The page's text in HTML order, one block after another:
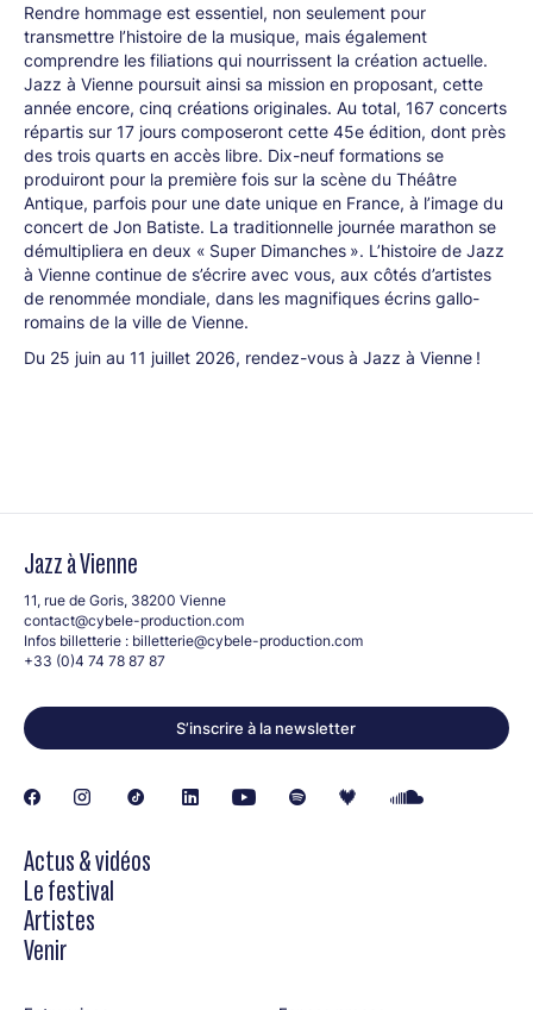
Rendre hommage est essentiel, non seulement pour
transmettre l’histoire de la musique, mais également
comprendre les filiations qui nourrissent la création actuelle.
Jazz à Vienne poursuit ainsi sa mission en proposant, cette
année encore, cinq créations originales. Au total, 167 concerts
répartis sur 17 jours composeront cette 45e édition, dont près
des trois quarts en accès libre. Dix-neuf formations se
produiront pour la première fois sur la scène du Théâtre
Antique, parfois pour une date unique en France, à l’image du
concert de Jon Batiste. La traditionnelle journée marathon se
démultipliera en deux « Super Dimanches ». L’histoire de Jazz
à Vienne continue de s’écrire avec vous, aux côtés d’artistes
de renommée mondiale, dans les magnifiques écrins gallo-
romains de la ville de Vienne.
Du 25 juin au 11 juillet 2026, rendez-vous à Jazz à Vienne !
Jazz à Vienne
11, rue de Goris, 38200 Vienne
contact@cybele-production.com
Infos billetterie : billetterie@cybele-production.com
+33 (0)4 74 78 87 87
S’inscrire à la newsletter
Actus & vidéos
Le festival
Artistes
Venir